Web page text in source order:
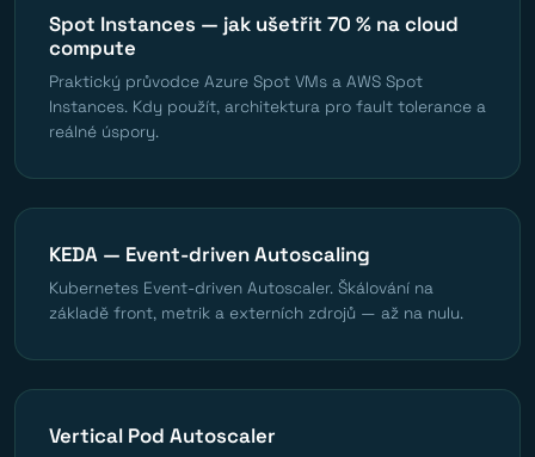
Spot Instances — jak ušetřit 70 % na cloud
compute
Praktický průvodce Azure Spot VMs a AWS Spot
Instances. Kdy použít, architektura pro fault tolerance a
reálné úspory.
KEDA — Event-driven Autoscaling
Kubernetes Event-driven Autoscaler. Škálování na
základě front, metrik a externích zdrojů — až na nulu.
Vertical Pod Autoscaler